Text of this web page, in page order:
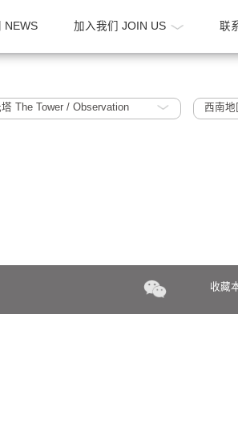
新闻 NEWS 加入我们
电视塔 / 观光塔 The Tower / Observation